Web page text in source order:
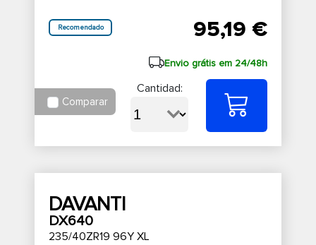
Recomendado 95,19 €
Envio grátis em 24/48h
Comparar
Cantidad:
DAVANTI
DX640
235/40ZR19 96Y XL